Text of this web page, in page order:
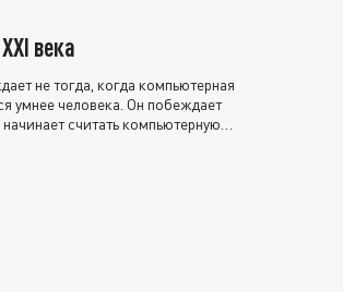
века
не тогда, когда компьютерная
умнее человека. Он побеждает
считать компьютерную